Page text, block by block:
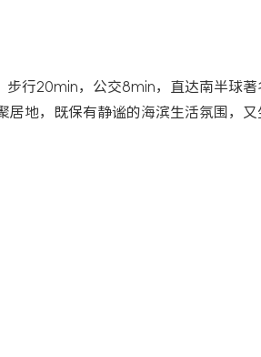
地，既保有静谧的海滨生活氛围，又